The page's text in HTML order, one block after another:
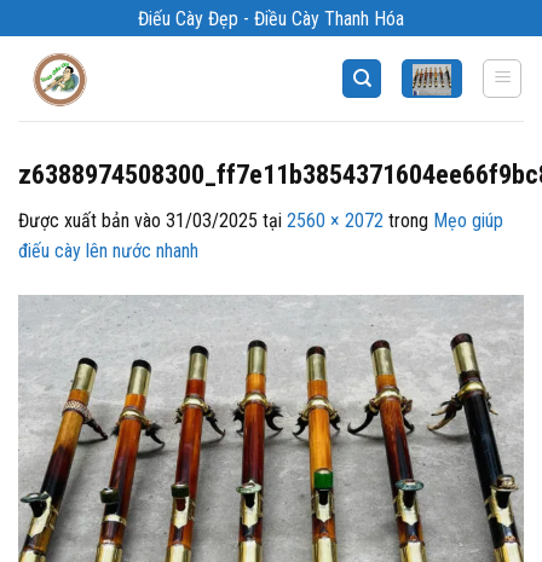
qua
Điếu Cày Đẹp - Điều Cày Thanh Hóa
Được xuất bản vào 31/03/2025 tại 2560 × 2072 trong Mẹo giúp
điếu cày lên nước nhanh